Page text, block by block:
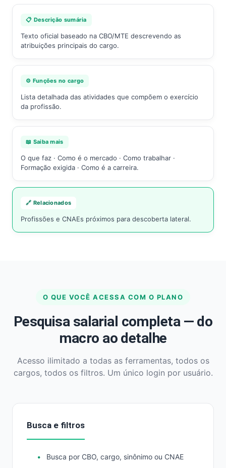
📋 Descrição sumária
Texto oficial baseado na CBO/MTE descrevendo as
atribuições principais do cargo.
⚙️ Funções no cargo
Lista detalhada das atividades que compõem o exercício
da profissão.
📖 Saiba mais
O que faz · Como é o mercado · Como trabalhar ·
Formação exigida · Como é a carreira.
🔗 Relacionados
Profissões e CNAEs próximos para descoberta lateral.
O QUE VOCÊ ACESSA COM O PLANO
Pesquisa salarial completa — do
macro ao detalhe
Acesso ilimitado a todas as ferramentas, todos os
cargos, todos os filtros. Um único login por usuário.
Busca e filtros
Busca por CBO, cargo, sinônimo ou CNAE